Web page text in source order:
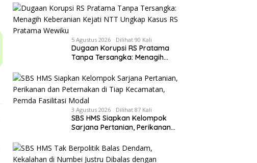
Pembangunan Bronjong Senilai
Rp4,57 Miliar
5 Agustus 2026 Dilihat 90 Kali
Dugaan Korupsi RS Pratama
Tanpa Tersangka: Menagih
Kasus RS Pratama Wewiku
3 Agustus 2026 Dilihat 87 Kali
SBS HMS Siapkan Kelompok
Sarjana Pertanian, Perikanan
Kecamatan, Pemda Fasilitasi
Modal